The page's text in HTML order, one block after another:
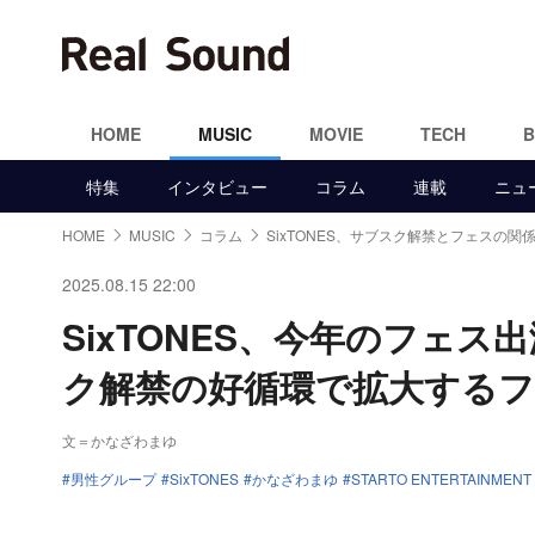
HOME MUSIC MOVIE TECH
特集 インタビュー コラム 連載 ニュ
HOME MUSIC コラム SixTONES、サブスク解禁とフェスの関係
2025.08.15 22:00
SixTONES、今年のフェス
ク解禁の好循環で拡大する
文＝かなざわまゆ
男性グループ
SixTONES かなざわまゆ STARTO ENTERTAINMENT